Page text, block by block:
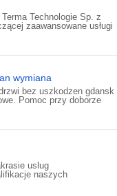
Technologie Sp. z
zaawansowane usługi
wymiana
bez uszkodzen gdansk
Pomoc przy doborze
uslug
naszych